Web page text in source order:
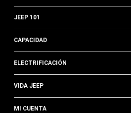
JEEP 101
CAPACIDAD
ELECTRIFICACIÓN
VIDA JEEP
MI CUENTA